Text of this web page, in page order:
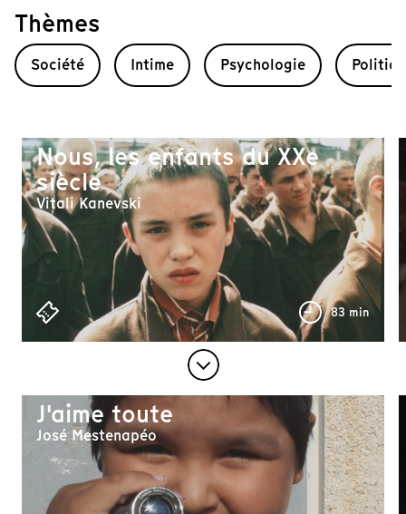
Thèmes
Société Intime Psychologie
Nous, les enfants du XXe
siècle
Vitali Kanevski
83 min
J'aime toute
José Mestenapéo